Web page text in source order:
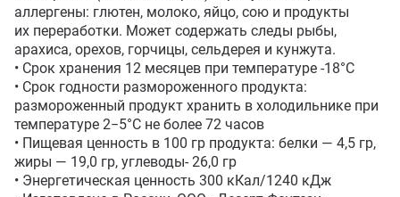
аллергены: глютен, молоко, яйцо, сою и продукты
их переработки. Может содержать следы рыбы,
арахиса, орехов, горчицы, сельдерея и кунжута.
• Срок хранения 12 месяцев при температуре -18°С
• Срок годности размороженного продукта:
размороженный продукт хранить в холодильнике при
температуре 2−5°С не более 72 часов
• Пищевая ценность в 100 гр продукта: белки — 4,5 гр,
жиры — 19,0 гр, углеводы- 26,0 гр
• Энергетическая ценность 300 кКал/1240 кДж